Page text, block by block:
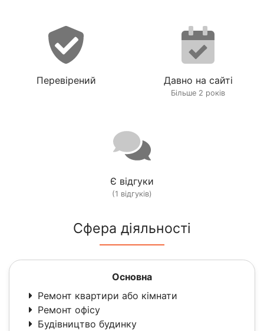
Перевірений Давно на сайті
Більше 2 років
Є відгуки
(1 відгуків)
Сфера діяльності
Основна
Ремонт квартири або кімнати
Ремонт офісу
Будівництво будинку